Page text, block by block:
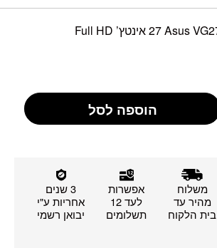
הוספה לסל
משלוח
מהיר עד
בית הלקוח
אפשרות
לעד 12
תשלומים
3 שנים
אחריות ע"י
יבואן רשמי